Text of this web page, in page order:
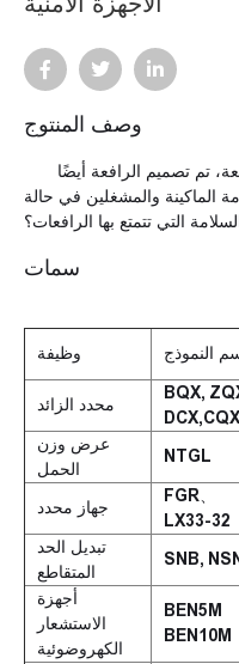
وصف المنتوج
تم تصميم الرافعة أيضًا
الماكينة والمشغلين في حالة
التي تتمتع بها الرافعات؟
سمات
وظيفة النموذج
محدد الزائد
BQX,
DCX,CQX
عرض وزن
الحمل
NTGL
جهاز محدد
FGR、
LX33-32
تبديل الحد
المتقاطع
SNB,
أجهزة
الاستشعار
الكهروضوئية
BEN5M
BEN10M